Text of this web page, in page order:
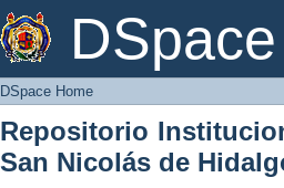
DSpace Home
DSpace Home
Repositorio
San Nicolás de